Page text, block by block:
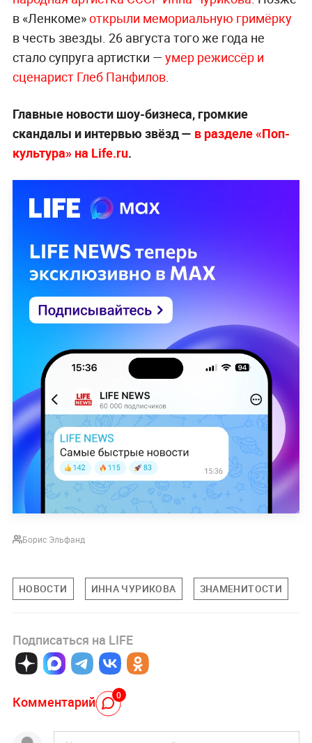
в «Ленкоме»открыли мемориальную гримёрку
в честь звезды. 26 августа того же года не
стало супруга артистки — умер режиссёр и
сценарист Глеб Панфилов.
Главные новости шоу-бизнеса, громкие
скандалы и интервью звёзд — в разделе «Поп-
культура» на Life.ru.
Борис Эльфанд
НОВОСТИ ИННА ЧУРИКОВА ЗНАМЕНИТОСТИ
Подписаться на LIFE
Комментарий 0